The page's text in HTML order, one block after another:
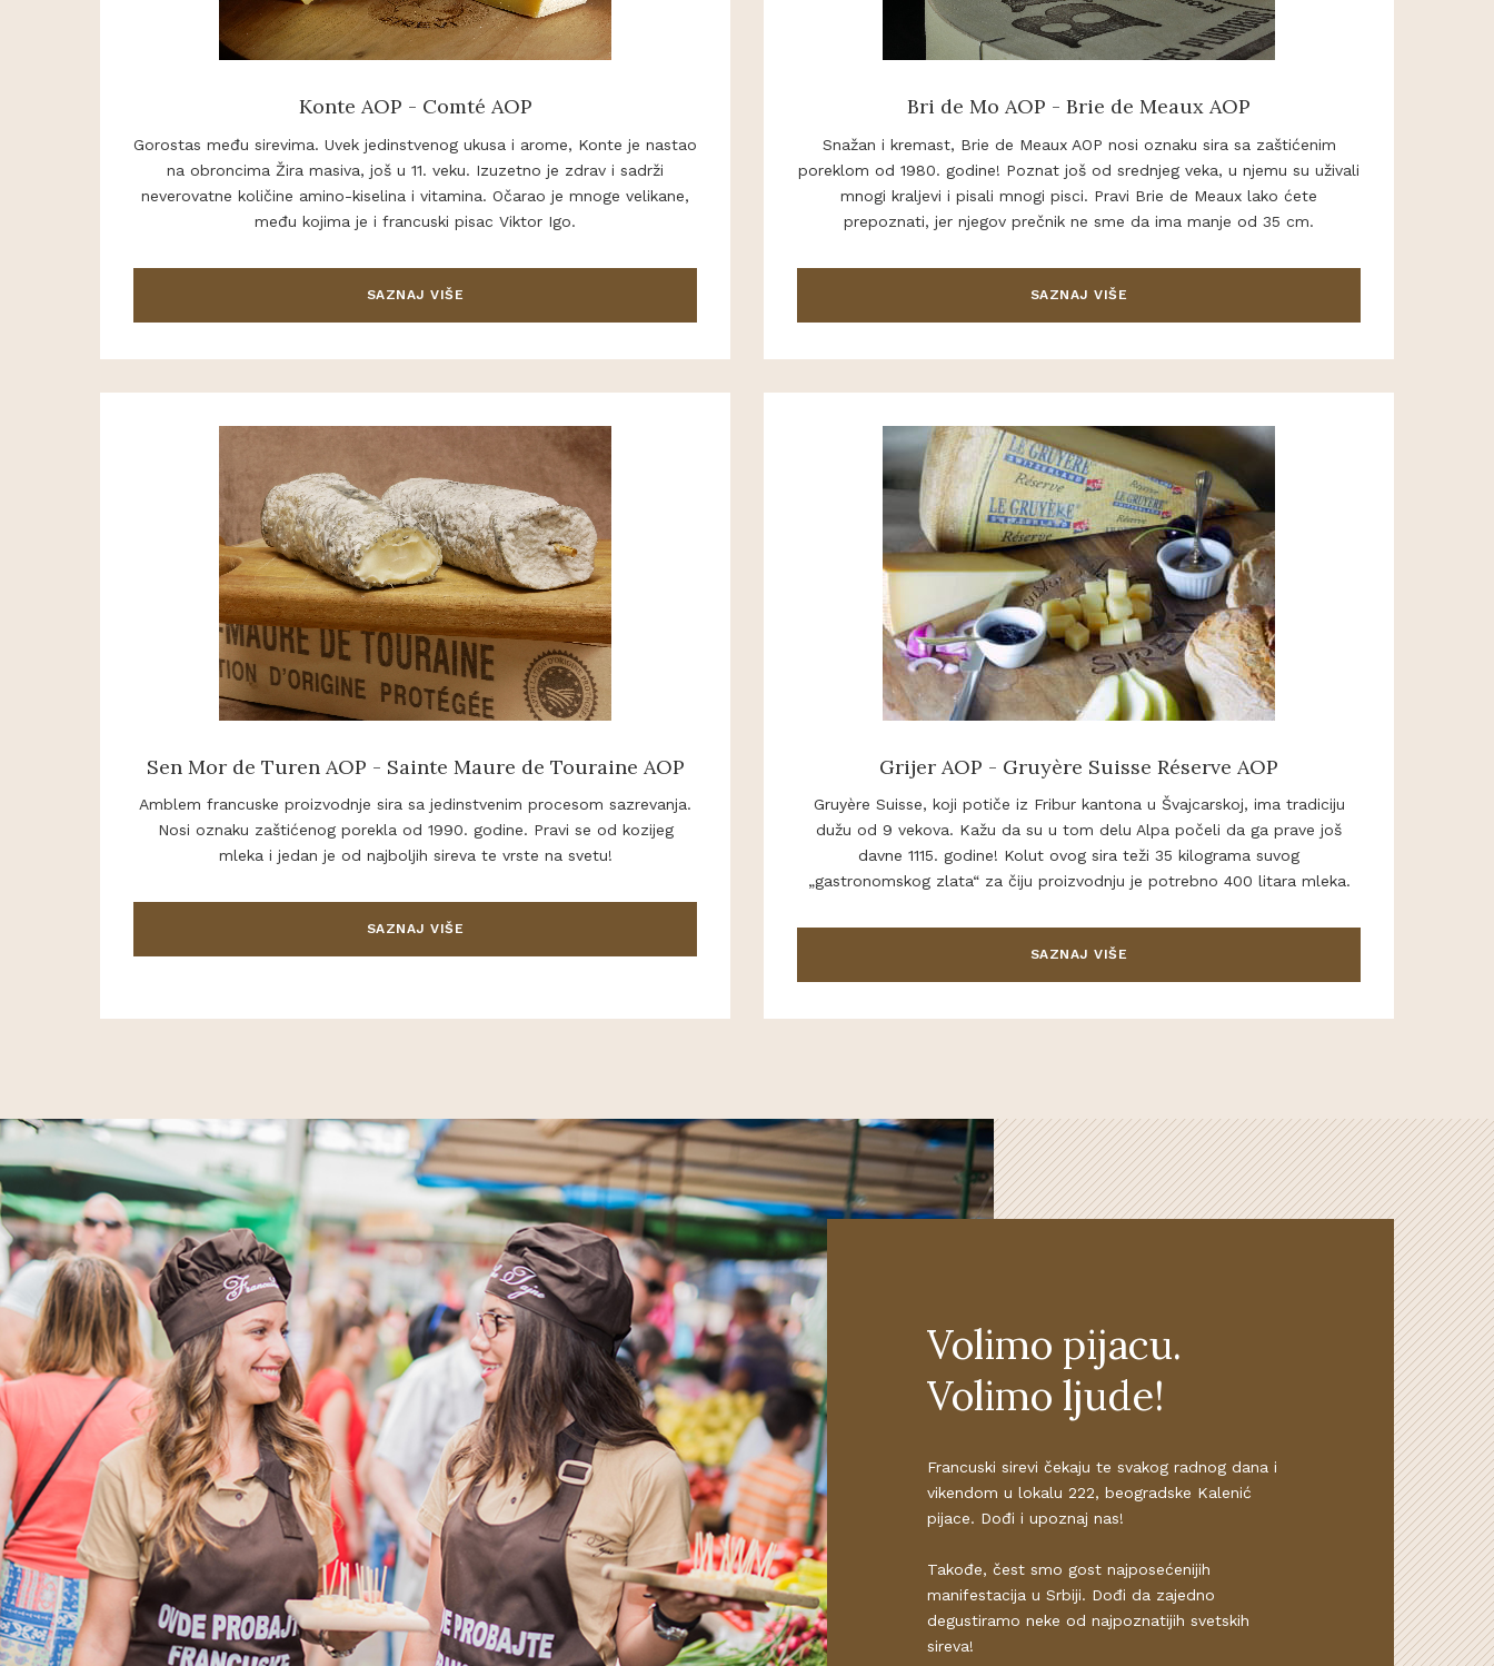
Konte AOP - Comté AOP
Gorostas među sirevima. Uvek jedinstvenog ukusa i arome, Konte je nastao
na obroncima Žira masiva, još u 11. veku. Izuzetno je zdrav i sadrži
neverovatne količine amino-kiselina i vitamina. Očarao je mnoge velikane,
među kojima je i francuski pisac Viktor Igo.
SAZNAJ VIŠE
Bri de Mo AOP - Brie de Meaux AOP
Snažan i kremast, Brie de Meaux AOP nosi oznaku sira sa zaštićenim
poreklom od 1980. godine! Poznat još od srednjeg veka, u njemu su uživali
mnogi kraljevi i pisali mnogi pisci. Pravi Brie de Meaux lako ćete
prepoznati, jer njegov prečnik ne sme da ima manje od 35 cm.
SAZNAJ VIŠE
Sen Mor de Turen AOP - Sainte Maure de Touraine AOP
Amblem francuske proizvodnje sira sa jedinstvenim procesom sazrevanja.
Nosi oznaku zaštićenog porekla od 1990. godine. Pravi se od kozijeg
mleka i jedan je od najboljih sireva te vrste na svetu!
SAZNAJ VIŠE
Grijer AOP - Gruyère Suisse Réserve AOP
Gruyère Suisse, koji potiče iz Fribur kantona u Švajcarskoj, ima tradiciju
dužu od 9 vekova. Kažu da su u tom delu Alpa počeli da ga prave još
davne 1115. godine! Kolut ovog sira teži 35 kilograma suvog
„gastronomskog zlata“ za čiju proizvodnju je potrebno 400 litara mleka.
SAZNAJ VIŠE
Volimo pijacu.
Volimo ljude!
Francuski sirevi čekaju te svakog radnog dana i
vikendom u lokalu 222, beogradske Kalenić
pijace. Dođi i upoznaj nas!
Takođe, čest smo gost najposećenijih
manifestacija u Srbiji. Dođi da zajedno
degustiramo neke od najpoznatijih svetskih
sireva!